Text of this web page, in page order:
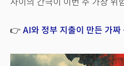
👉 AI와 정부 지출이 만든 가짜